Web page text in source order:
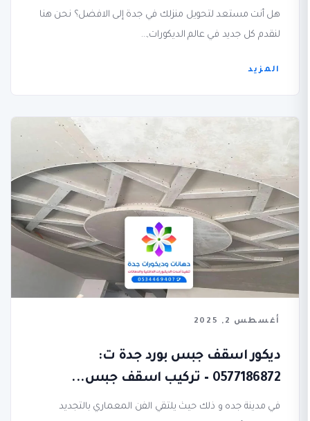
هل أنت مستعد لتحويل منزلك في جدة إلى الافضل؟ نحن هنا
لنقدم كل جديد في عالم الديكورات,...
المزيد
أغسطس 2, 2025
ديكور اسقف جبس بورد جدة ت:
0577186872 – تركيب اسقف جبس...
في مدينة جده و ذلك حيث يلتقي الفن المعماري بالتجديد